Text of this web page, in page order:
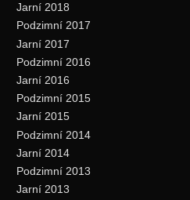
Jarní 2018
Podzimní 2017
Jarní 2017
Podzimní 2016
Jarní 2016
Podzimní 2015
Jarní 2015
Podzimní 2014
Jarní 2014
Podzimní 2013
Jarní 2013